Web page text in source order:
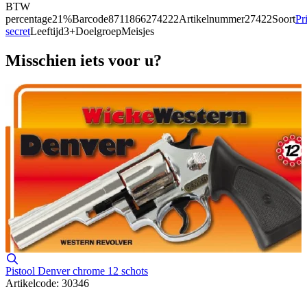
BTW
percentage21%Barcode8711866274222Artikelnummer27422Soort
secretLeeftijd3+DoelgroepMeisjes
Misschien iets voor u?
Pistool Denver chrome 12 schots
Artikelcode: 30346